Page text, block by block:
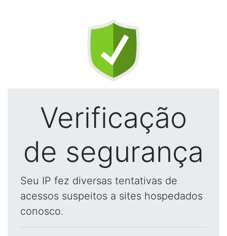
Verificação
de segurança
Seu IP fez diversas tentativas de
acessos suspeitos a sites hospedados
conosco.